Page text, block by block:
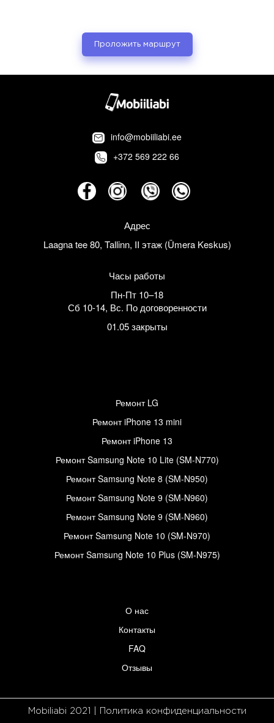
Проложить маршрут
info@mobiiliabi.ee
+372 569 222 66
Адрес
Laagna tee 80, Tallinn, II этаж (Ümera Keskus)
Часы работы
Пн-Пт 10–18
Сб 10-14, Вс. По договоренности
01.05 закрыты
Ремонт LG
Ремонт iPhone 13 mini
Ремонт iPhone 13
Ремонт Samsung Note 10 Lite (SM-N770)
Ремонт Samsung Note 8 (SM-N950)
Ремонт Samsung Note 9 (SM-N960)
Ремонт Samsung Note 9 (SM-N960)
Ремонт Samsung Note 10 (SM-N970)
Ремонт Samsung Note 10 Plus (SM-N975)
О нас
Контакты
FAQ
Отзывы
Mobiliabi 2021 | Политика конфиденциальности